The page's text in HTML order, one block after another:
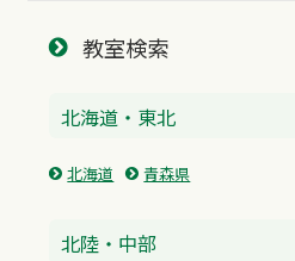
教室検索
北海道・東北
北海道 青森県
北陸・中部